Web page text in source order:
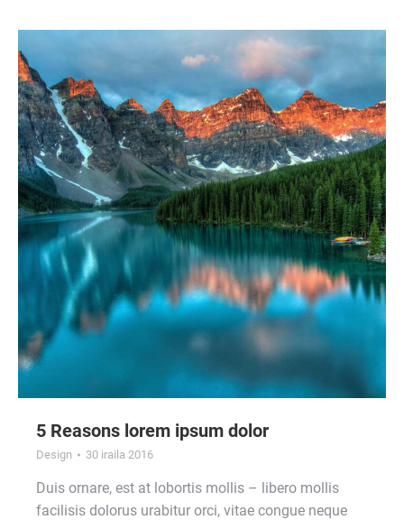
5 Reasons lorem ipsum dolor
Design 30 iraila 2016
Duis ornare, est at lobortis mollis – libero mollis
facilisis dolorus urabitur orci, vitae congue neque